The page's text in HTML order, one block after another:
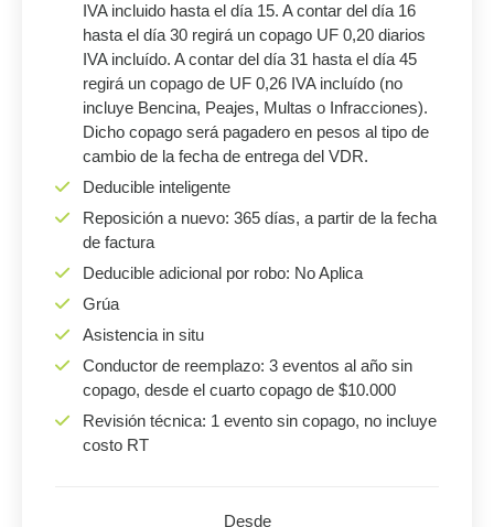
IVA incluido hasta el día 15. A contar del día 16
hasta el día 30 regirá un copago UF 0,20 diarios
IVA incluído. A contar del día 31 hasta el día 45
regirá un copago de UF 0,26 IVA incluído (no
incluye Bencina, Peajes, Multas o Infracciones).
Dicho copago será pagadero en pesos al tipo de
cambio de la fecha de entrega del VDR.
Deducible inteligente
Reposición a nuevo: 365 días, a partir de la fecha
de factura
Deducible adicional por robo: No Aplica
Grúa
Asistencia in situ
Conductor de reemplazo: 3 eventos al año sin
copago, desde el cuarto copago de $10.000
Revisión técnica: 1 evento sin copago, no incluye
costo RT
Desde